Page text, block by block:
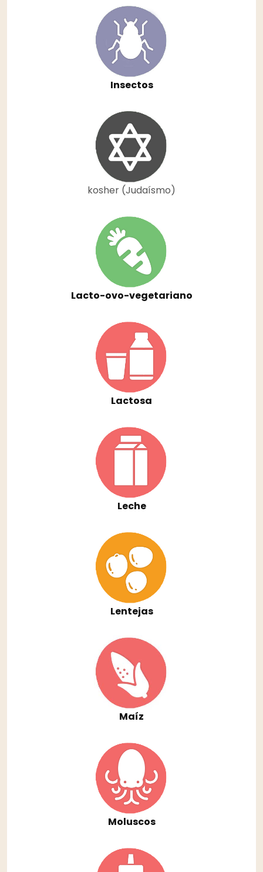
Insectos
kosher (Judaísmo)
Lacto-ovo-vegetariano
Lactosa
Leche
Lentejas
Maíz
Moluscos